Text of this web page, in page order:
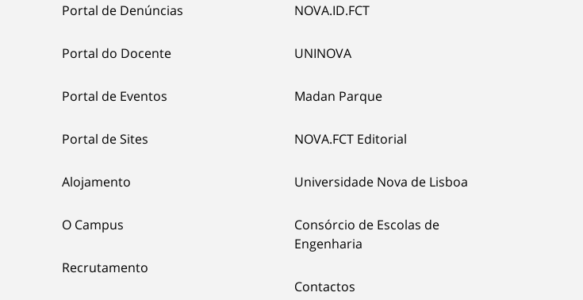
Portal de Denúncias
Portal do Docente
Portal de Eventos
Portal de Sites
Alojamento
O Campus
Recrutamento
NOVA.ID.FCT
UNINOVA
Madan Parque
NOVA.FCT Editorial
Universidade Nova de Lisboa
Consórcio de Escolas de
Engenharia
Contactos